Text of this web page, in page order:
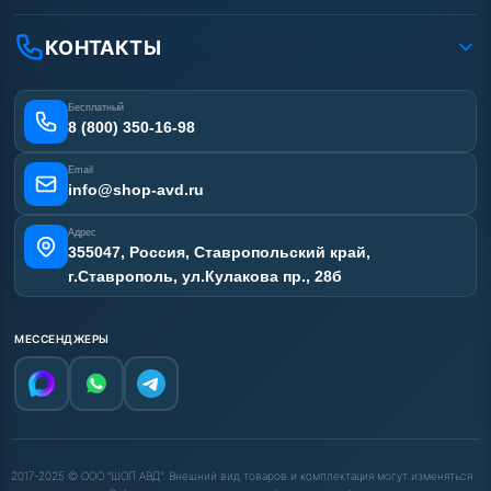
Статьи
Лизинг
Получить скидку
Ремонт АВД
Сертификаты
Отзывы наших клиентов
Карта сайта
КОНТАКТЫ
Бесплатный
8 (800) 350-16-98
Email
info@shop-avd.ru
Адрес
355047, Россия, Ставропольский край,
г.Ставрополь, ул.Кулакова пр., 28б
МЕССЕНДЖЕРЫ
2017-2025 © ООО "ШОП АВД". Внешний вид товаров и комплектация могут изменяться